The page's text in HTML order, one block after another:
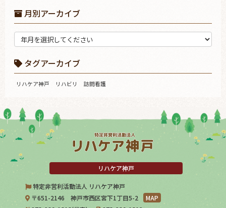
月別アーカイブ
タグアーカイブ
リハケア神戸 リハビリ 訪問看護
リハケア神戸
特定非営利活動法人 リハケア神戸
〒651-2146 神戸市西区宮下1丁目5-2
MAP